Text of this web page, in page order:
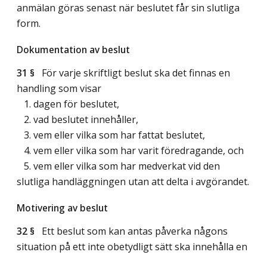
anmälan göras senast när beslutet får sin slutliga
form.
Dokumentation av beslut
31 § För varje skriftligt beslut ska det finnas en
handling som visar
1. dagen för beslutet,
2. vad beslutet innehåller,
3. vem eller vilka som har fattat beslutet,
4. vem eller vilka som har varit föredragande, och
5. vem eller vilka som har medverkat vid den
slutliga handläggningen utan att delta i avgörandet.
Motivering av beslut
32 § Ett beslut som kan antas påverka någons
situation på ett inte obetydligt sätt ska innehålla en